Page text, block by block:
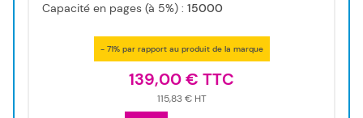
Capacité en pages (à 5%) : 15000
- 71% par rapport au produit de la marque
139,00 €
115,83 €